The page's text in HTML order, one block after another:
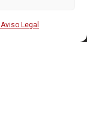
Aviso Legal